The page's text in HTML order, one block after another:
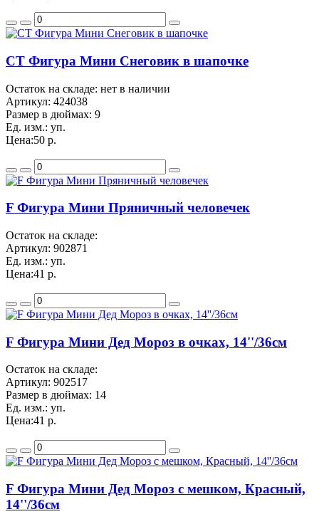
CT Фигура Мини Снеговик в шапочке
Остаток на складе: нет в наличии
Артикул: 424038
Размер в дюймах: 9
Ед. изм.: уп.
Цена:50 р.
F Фигура Мини Пряничный человечек
Остаток на складе:
Артикул: 902871
Ед. изм.: уп.
Цена:41 р.
F Фигура Мини Дед Мороз в очках, 14''/36см
Остаток на складе:
Артикул: 902517
Размер в дюймах: 14
Ед. изм.: уп.
Цена:41 р.
F Фигура Мини Дед Мороз с мешком, Красный,
14''/36см